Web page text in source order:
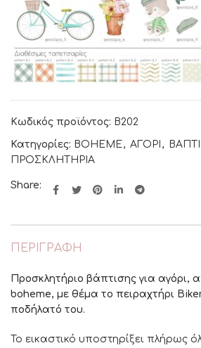
Κωδικός προϊόντος: B202
Κατηγορίες: BOHEME , ΑΓΟΡΙ ,
ΠΡΟΣΚΛΗΤΗΡΙΑ
Share:
ΠΕΡΙΓΡΑΦΉ
Προσκλητήριο βάπτισης για αγόρι,
boheme, με θέμα το πειραχτήρι
ποδήλατό του.
Το εικαστικό υποστηρίξει πλήρως